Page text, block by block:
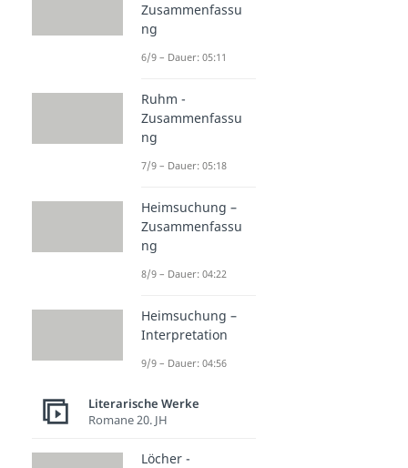
Zusammenfassu
ng
6/9 – Dauer: 05:11
Ruhm -
Zusammenfassu
ng
7/9 – Dauer: 05:18
Heimsuchung –
Zusammenfassu
ng
8/9 – Dauer: 04:22
Heimsuchung –
Interpretation
9/9 – Dauer: 04:56
Literarische Werke
Romane 20. JH
Löcher -